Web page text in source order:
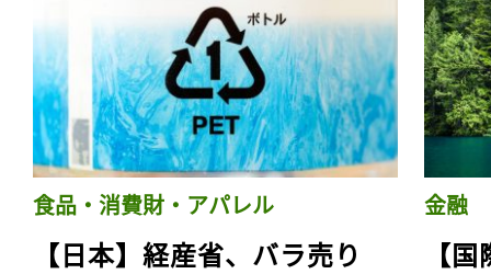
食品・消費財・アパレル
【日本】経産省、バラ売り
金融
【